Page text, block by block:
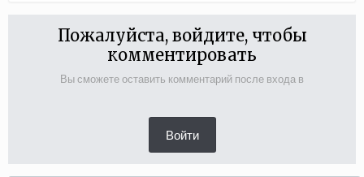
Пожалуйста, войдите, чтобы
комментировать
Вы сможете оставить комментарий после входа в
Войти